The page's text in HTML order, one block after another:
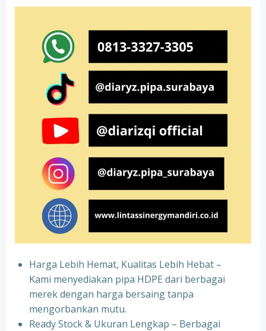
Harga Lebih Hemat, Kualitas Lebih Hebat –
Kami menyediakan pipa HDPE dari berbagai
merek dengan harga bersaing tanpa
mengorbankan mutu.
Ready Stock & Ukuran Lengkap – Berbagai